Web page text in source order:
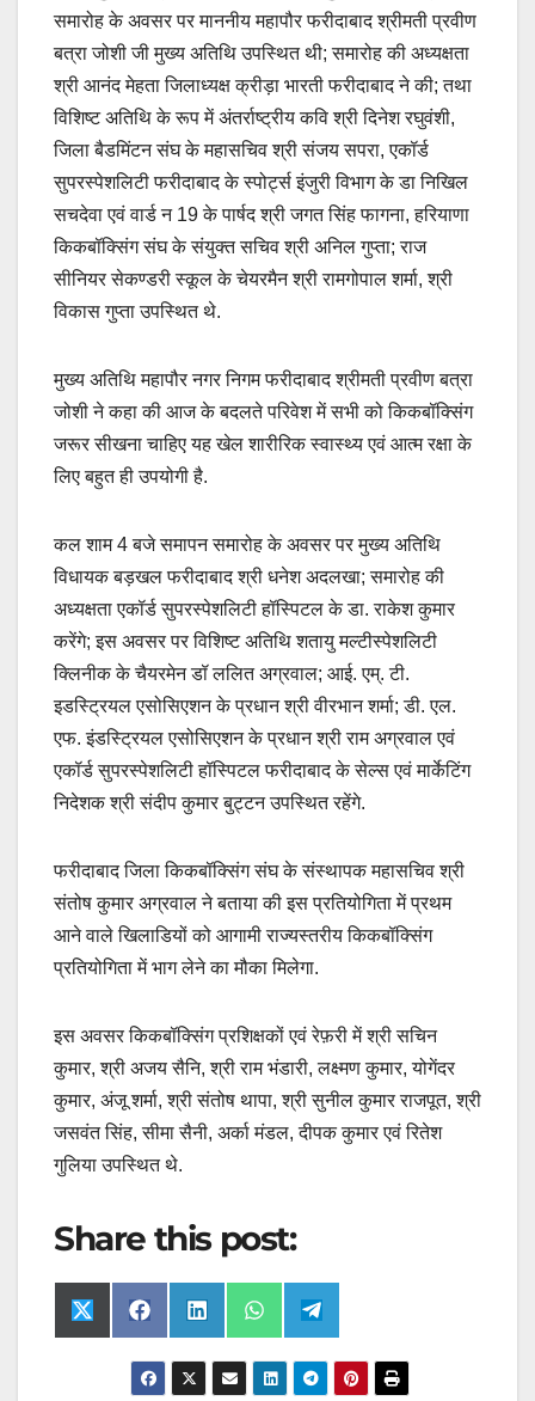
समारोह के अवसर पर माननीय महापौर फरीदाबाद श्रीमती प्रवीण
बत्रा जोशी जी मुख्य अतिथि उपस्थित थी; समारोह की अध्यक्षता
श्री आनंद मेहता जिलाध्यक्ष क्रीड़ा भारती फरीदाबाद ने की; तथा
विशिष्ट अतिथि के रूप में अंतर्राष्ट्रीय कवि श्री दिनेश रघुवंशी,
जिला बैडमिंटन संघ के महासचिव श्री संजय सपरा, एकॉर्ड
सुपरस्पेशलिटी फरीदाबाद के स्पोर्ट्स इंजुरी विभाग के डा निखिल
सचदेवा एवं वार्ड न 19 के पार्षद श्री जगत सिंह फागना, हरियाणा
किकबॉक्सिंग संघ के संयुक्त सचिव श्री अनिल गुप्ता; राज
सीनियर सेकण्डरी स्कूल के चेयरमैन श्री रामगोपाल शर्मा, श्री
विकास गुप्ता उपस्थित थे.
मुख्य अतिथि महापौर नगर निगम फरीदाबाद श्रीमती प्रवीण बत्रा
जोशी ने कहा की आज के बदलते परिवेश में सभी को किकबॉक्सिंग
जरूर सीखना चाहिए यह खेल शारीरिक स्वास्थ्य एवं आत्म रक्षा के
लिए बहुत ही उपयोगी है.
कल शाम 4 बजे समापन समारोह के अवसर पर मुख्य अतिथि
विधायक बड़खल फरीदाबाद श्री धनेश अदलखा; समारोह की
अध्यक्षता एकॉर्ड सुपरस्पेशलिटी हॉस्पिटल के डा. राकेश कुमार
करेंगे; इस अवसर पर विशिष्ट अतिथि शतायु मल्टीस्पेशलिटी
क्लिनीक के चैयरमेन डॉ ललित अग्रवाल; आई. एम्. टी.
इडस्ट्रियल एसोसिएशन के प्रधान श्री वीरभान शर्मा; डी. एल.
एफ. इंडस्ट्रियल एसोसिएशन के प्रधान श्री राम अग्रवाल एवं
एकॉर्ड सुपरस्पेशलिटी हॉस्पिटल फरीदाबाद के सेल्स एवं मार्केटिंग
निदेशक श्री संदीप कुमार बुट्टन उपस्थित रहेंगे.
फरीदाबाद जिला किकबॉक्सिंग संघ के संस्थापक महासचिव श्री
संतोष कुमार अग्रवाल ने बताया की इस प्रतियोगिता में प्रथम
आने वाले खिलाडियों को आगामी राज्यस्तरीय किकबॉक्सिंग
प्रतियोगिता में भाग लेने का मौका मिलेगा.
इस अवसर किकबॉक्सिंग प्रशिक्षकों एवं रेफ़री में श्री सचिन
कुमार, श्री अजय सैनि, श्री राम भंडारी, लक्ष्मण कुमार, योगेंदर
कुमार, अंजू शर्मा, श्री संतोष थापा, श्री सुनील कुमार राजपूत, श्री
जसवंत सिंह, सीमा सैनी, अर्का मंडल, दीपक कुमार एवं रितेश
गुलिया उपस्थित थे.
Share this post:
Share
on
X
(
Share
on
F
a
e
b
Share
on
L
i
n
e
Share
on
W
h
t
s
Share
on
T
e
l
g